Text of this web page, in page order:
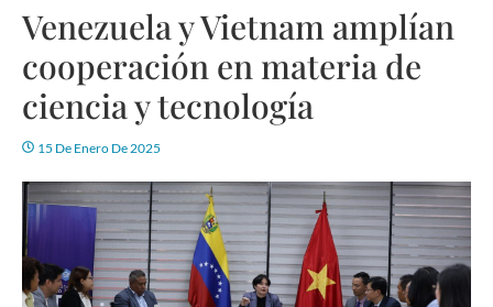
Venezuela y Vietnam amplían
cooperación en materia de
ciencia y tecnología
15 De Enero De 2025